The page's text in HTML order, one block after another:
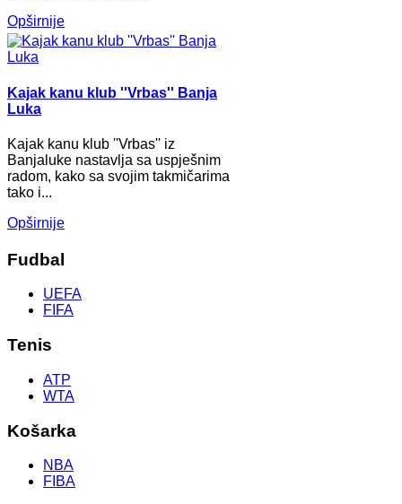
Opširnije
Kajak kanu klub ''Vrbas'' Banja
Luka
Kajak kanu klub ''Vrbas'' iz
Banjaluke nastavlja sa uspješnim
radom, kako sa svojim takmičarima
tako i...
Opširnije
Fudbal
UEFA
FIFA
Tenis
ATP
WTA
Košarka
NBA
FIBA